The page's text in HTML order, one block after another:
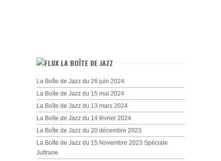
LA BOÎTE DE JAZZ
La Boîte de Jazz du 26 juin 2024
La Boîte de Jazz du 15 mai 2024
La Boîte de Jazz du 13 mars 2024
La Boîte de Jazz du 14 février 2024
La Boîte de Jazz du 20 décembre 2023
La Boîte de Jazz du 15 Novembre 2023 Spéciale
Jultrane